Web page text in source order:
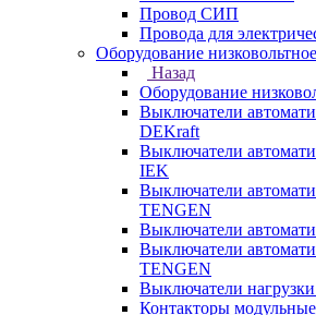
Провод СИП
Провода для
Оборудование низковольтное
Назад
Оборудование
Выключатели
DEKraft
Выключатели
IEK
Выключатели
TENGEN
Выключатели
Выключатели
TENGEN
Выключатели
Контакторы модульные